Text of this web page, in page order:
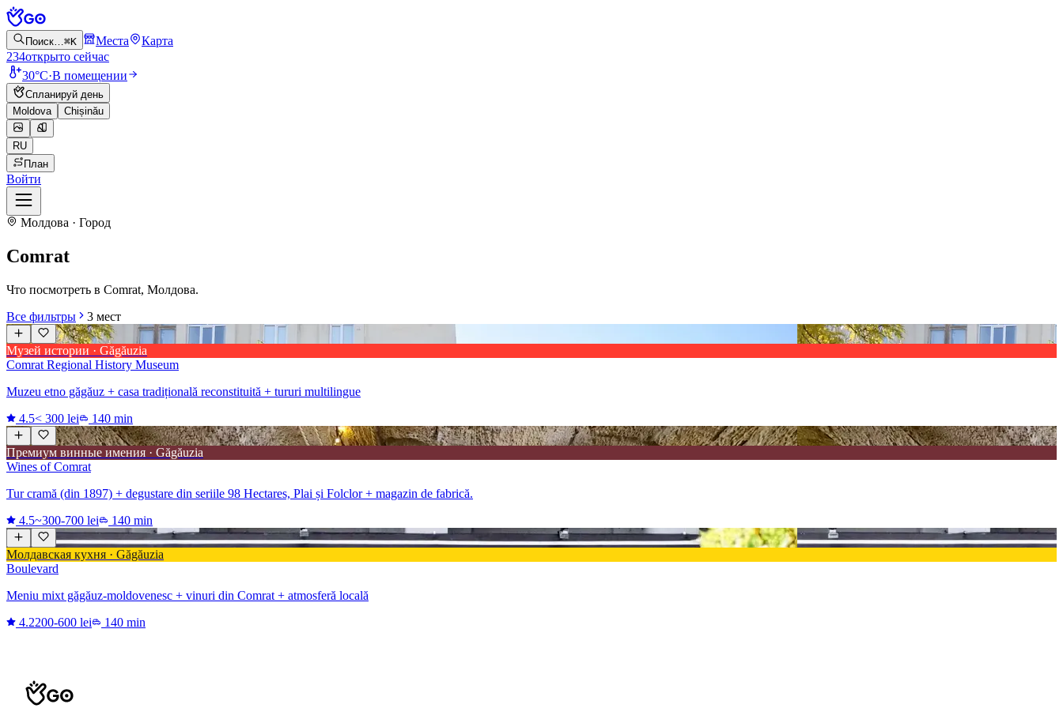
Поиск…⌘K Места
Карта
234открыто сейчас
30°C·В помещении
Спланируй день
Moldova
Chișinău
RU
План
Войти
Молдова · Город
Comrat
Что посмотреть в Comrat, Молдова.
Все фильтры
3 мест
Музей истории · Găgăuzia
Comrat Regional History Museum
Muzeu etno găgăuz + casa tradițională reconstituită + tururi multilingue
4.5< 300 lei 140 min
Премиум винные имения · Găgăuzia
Wines of Comrat
Tur cramă (din 1897) + degustare din seriile 98 Hectares, Plai și Folclor + magazin de fabrică.
4.5~300-700 lei 140 min
Молдавская кухня · Găgăuzia
Boulevard
Meniu mixt găgăuz-moldovenesc + vinuri din Comrat + atmosferă locală
4.2200-600 lei 140 min